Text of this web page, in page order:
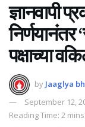
ज्ञानवापी
निर्णयानंतर
पक्षाच्या
by Jaaglya
September 12,
Reading Time: 2